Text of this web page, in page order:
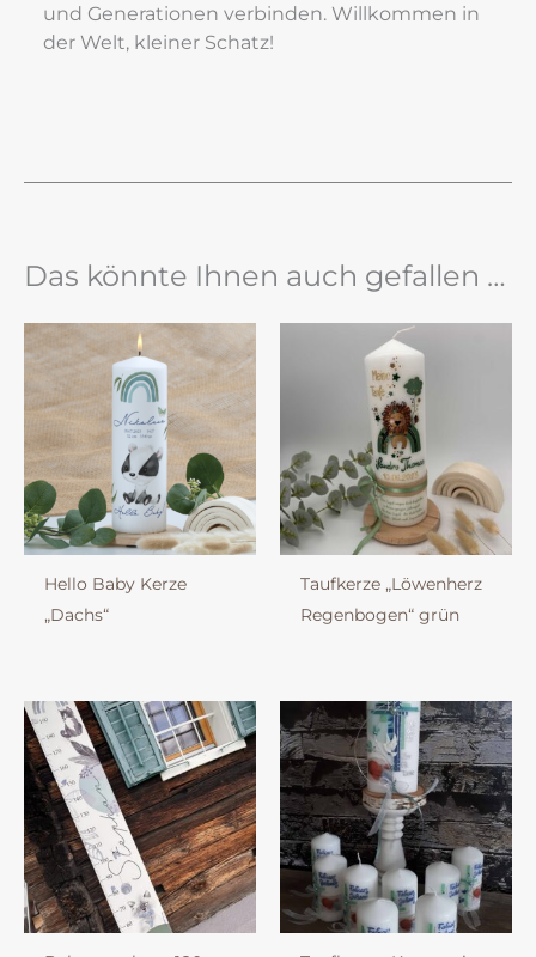
und Generationen verbinden. Willkommen in
der Welt, kleiner Schatz!
Das könnte Ihnen auch gefallen …
Hello Baby Kerze
„Dachs“
Taufkerze „Löwenherz
Regenbogen“ grün